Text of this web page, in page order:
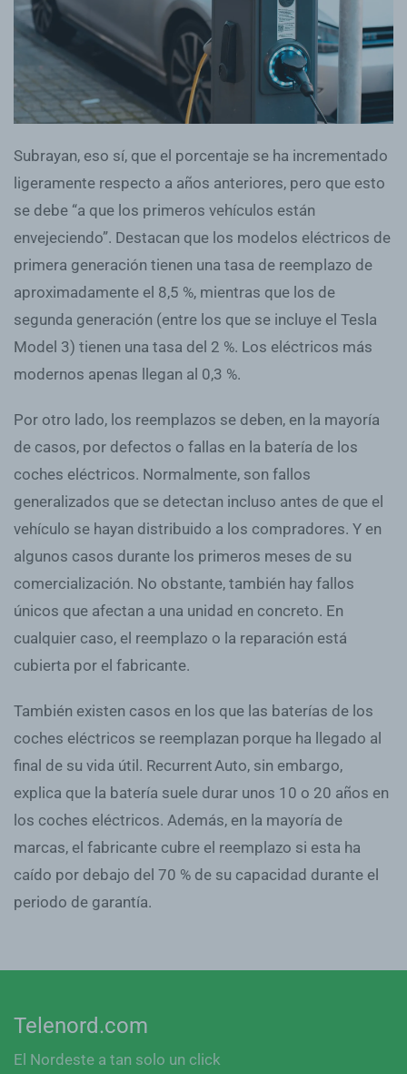
Subrayan, eso sí, que el porcentaje se ha incrementado
ligeramente respecto a años anteriores, pero que esto
se debe “a que los primeros vehículos están
envejeciendo”. Destacan que los modelos eléctricos de
primera generación tienen una tasa de reemplazo de
aproximadamente el 8,5 %, mientras que los de
segunda generación (entre los que se incluye el Tesla
Model 3) tienen una tasa del 2 %. Los eléctricos más
modernos apenas llegan al 0,3 %.
Por otro lado, los reemplazos se deben, en la mayoría
de casos, por defectos o fallas en la batería de los
coches eléctricos. Normalmente, son fallos
generalizados que se detectan incluso antes de que el
vehículo se hayan distribuido a los compradores. Y en
algunos casos durante los primeros meses de su
comercialización. No obstante, también hay fallos
únicos que afectan a una unidad en concreto. En
cualquier caso, el reemplazo o la reparación está
cubierta por el fabricante.
También existen casos en los que las baterías de los
coches eléctricos se reemplazan porque ha llegado al
final de su vida útil. Recurrent Auto, sin embargo,
explica que la batería suele durar unos 10 o 20 años en
los coches eléctricos. Además, en la mayoría de
marcas, el fabricante cubre el reemplazo si esta ha
caído por debajo del 70 % de su capacidad durante el
periodo de garantía.
Telenord.com
El Nordeste a tan solo un click